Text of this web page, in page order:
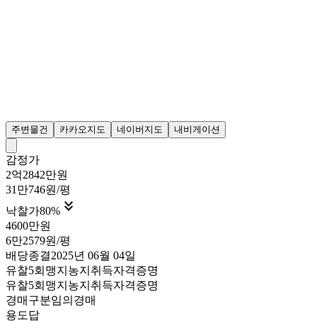
주변물건 카카오지도 네이버지도 내비게이션
감정가
2억2842만원
31만746원/평
낙찰가80% 
4600만원
6만2579원/평
배당종결2025년 06월 04일
유찰5회 맹지 농지취득자격증명
유찰5회 맹지 농지취득자격증명
경매구분임의경매
용도답